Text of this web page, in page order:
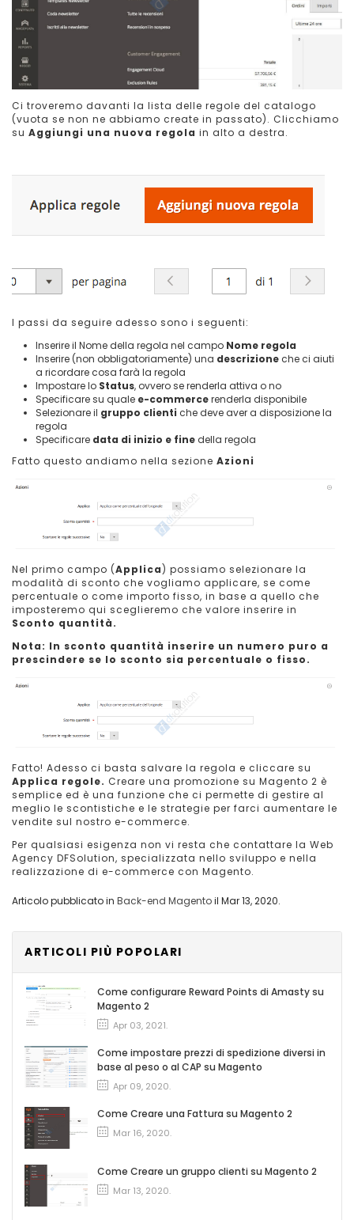
Ci troveremo davanti la lista delle regole del catalogo
(vuota se non ne abbiamo create in passato). Clicchiamo
su Aggiungi una nuova regola in alto a destra.
I passi da seguire adesso sono i seguenti:
Inserire il Nome della regola nel campo Nome regola
Inserire (non obbligatoriamente) una descrizioneche ci aiuti
a ricordare cosa farà la regola
Impostare lo Status, ovvero se renderla attiva o no
Specificare su quale e-commercerenderla disponibile
Selezionare il gruppo clienti che deve aver a disposizione la
regola
Specificare data di inizio e finedella regola
Fatto questo andiamo nella sezione Azioni
Nel primo campo (Applica) possiamo selezionare la
modalità di sconto che vogliamo applicare, se come
percentuale o come importo fisso, in base a quello che
imposteremo qui sceglieremo che valore inserire in
Sconto quantità.
Nota: In sconto quantità inserire un numero puro a
prescindere se lo sconto sia percentuale o fisso.
Fatto! Adesso ci basta salvare la regola e cliccare su
Applica regole. Creare una promozione su Magento 2 è
semplice ed è una funzione che ci permette di gestire al
meglio le scontistiche e le strategie per farci aumentare le
vendite sul nostro e-commerce.
Per qualsiasi esigenza non vi resta che contattare la Web
Agency DFSolution, specializzata nello sviluppo e nella
realizzazione di e-commerce con Magento.
Articolo pubblicato in Back-end Magentoil Mar 13, 2020.
ARTICOLI PIÙ POPOLARI
Come configurare Reward Points di Amasty su
Magento 2
Apr 03, 2021.
Come impostare prezzi di spedizione diversi in
base al peso o al CAP su Magento
Apr 09, 2020.
Come Creare una Fattura su Magento 2
Mar 16, 2020.
Come Creare un gruppo clienti su Magento 2
Mar 13, 2020.